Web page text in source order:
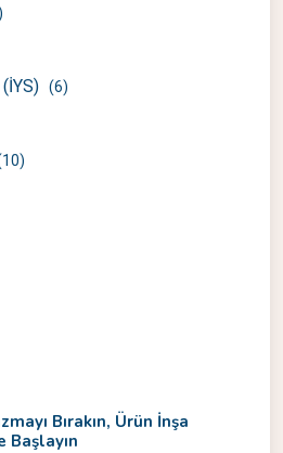
(6)
Bırakın, Ürün İnşa
Başlayın